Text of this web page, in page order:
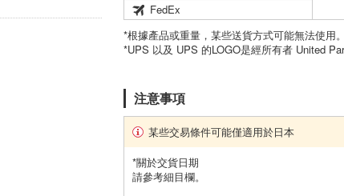
FedEx
*根據產品或重量，某些送貨方式可能無法使用。
*UPS 以及 UPS 的LOGO是經所有者 United
注意事項
某些交易條件可能僅適用於日本
*關於交貨日期
請參考細目欄。